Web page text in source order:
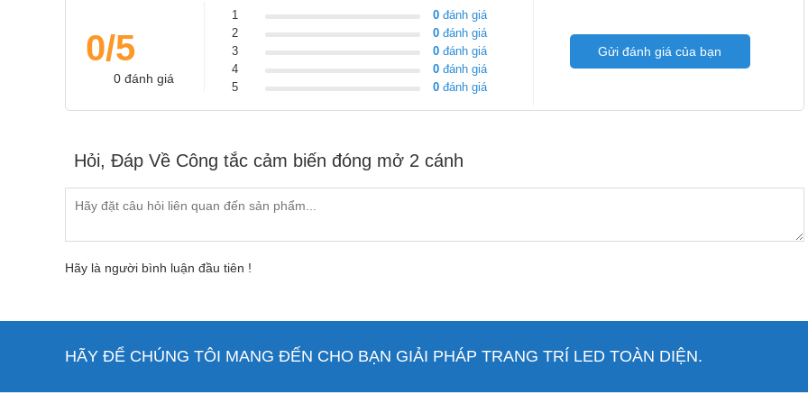
được tư vấn hỗ trợ hoàn toàn miễn phí!
Tham khảo video công trình thực tế sử dụng công tắc cảm ứng cho tủ nội thất:
0/5
0 đánh giá
1 0 đánh giá
2
0 đánh giá
3
0 đánh giá
4
0 đánh giá
5
0 đánh giá
Gửi đánh giá của bạn
Hỏi, Đáp Về Công tắc cảm biến đóng mở 2 cánh
Hãy là người bình luận đầu tiên !
HÃY ĐỂ CHÚNG TÔI MANG ĐẾN CHO BẠN GIẢI PHÁP TRANG TRÍ LED TOÀN DIỆN.